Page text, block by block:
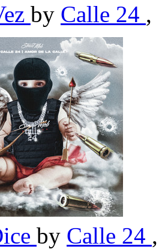
by Calle 24 ,
by Calle 24 ,